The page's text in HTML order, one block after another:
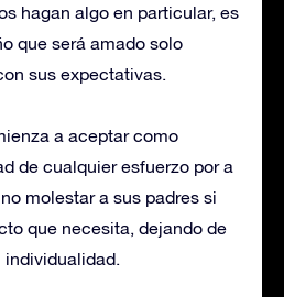
hagan algo en particular, es
que será amado solo
sus expectativas.
a aceptar como
de cualquier esfuerzo por a
molestar a sus padres si
que necesita, dejando de
individualidad.